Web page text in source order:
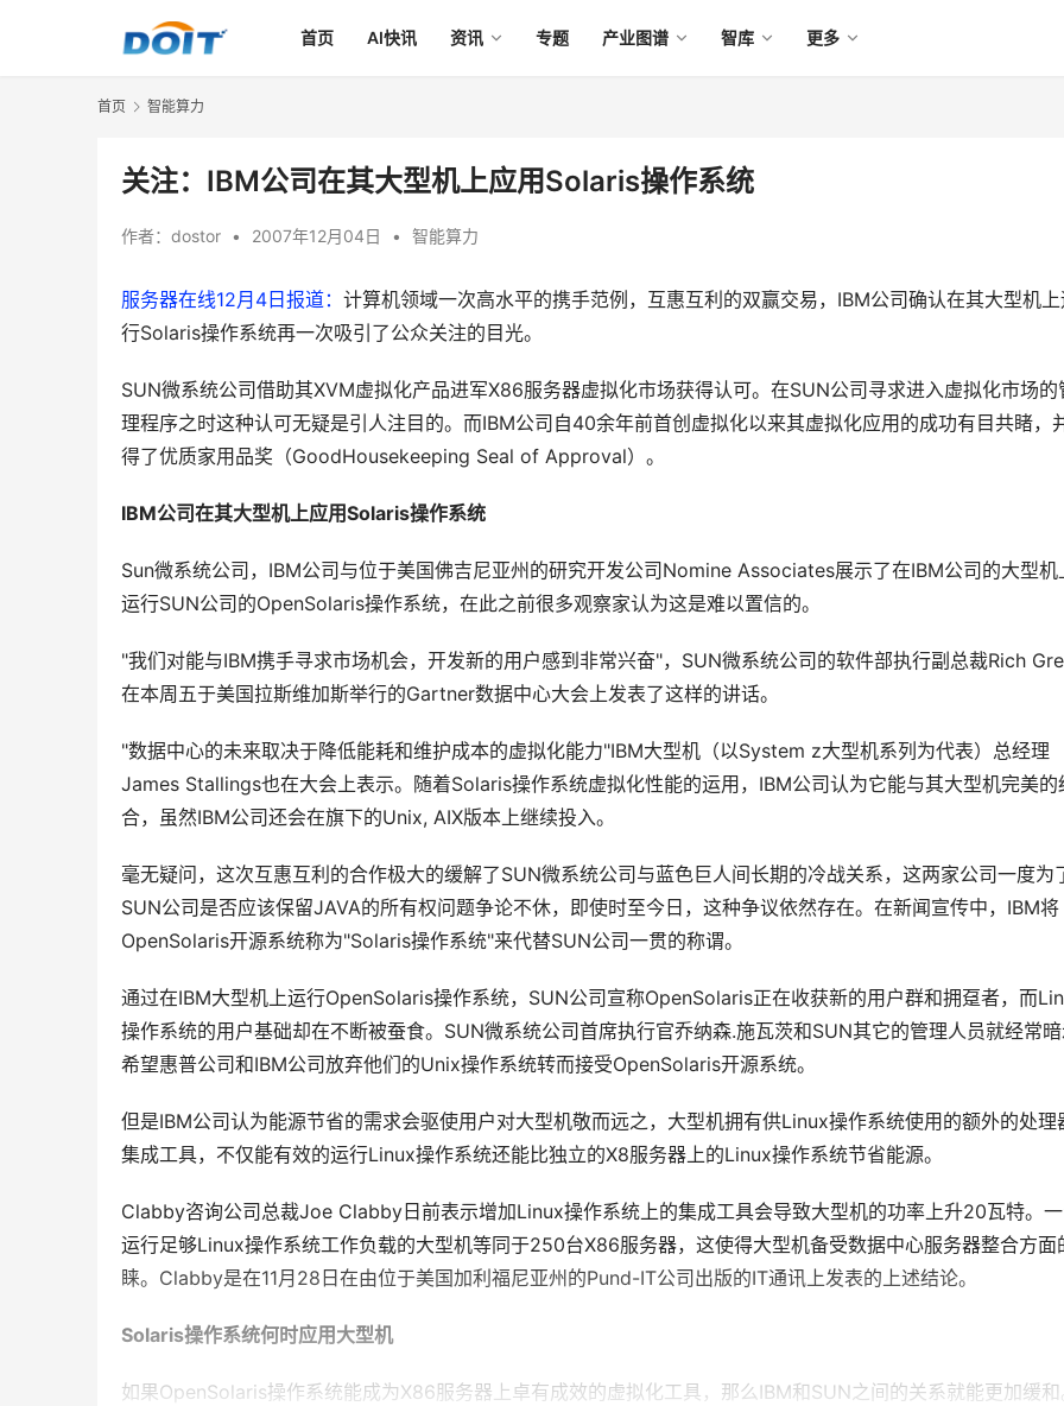
首页 AI快讯 资讯 专题 产业图谱 智库 更多
首页 智能算力
关注：IBM公司在其大型机上应用Solaris操作系统
作者： dostor • 2007年12月04日 • 智能算力
服务器在线12月4日报道： 计算机领域一次高水平的携手范例，互惠互利的双赢交易，IBM公司确认在其大型机
行Solaris操作系统再一次吸引了公众关注的目光。
SUN微系统公司借助其XVM虚拟化产品进军X86服务器虚拟化市场获得认可。在SUN公司寻求进入虚拟化市场的
理程序之时这种认可无疑是引人注目的。而IBM公司自40余年前首创虚拟化以来其虚拟化应用的成功有目共睹，
得了优质家用品奖（GoodHousekeeping Seal of Approval）。
IBM公司在其大型机上应用Solaris操作系统
Sun微系统公司，IBM公司与位于美国佛吉尼亚州的研究开发公司Nomine Associates展示了在IBM公司的大型机
运行SUN公司的OpenSolaris操作系统，在此之前很多观察家认为这是难以置信的。
"我们对能与IBM携手寻求市场机会，开发新的用户感到非常兴奋"，SUN微系统公司的软件部执行副总裁Rich
在本周五于美国拉斯维加斯举行的Gartner数据中心大会上发表了这样的讲话。
"数据中心的未来取决于降低能耗和维护成本的虚拟化能力"IBM大型机（以System z大型机系列为代表）总经理
James Stallings也在大会上表示。随着Solaris操作系统虚拟化性能的运用，IBM公司认为它能与其大型机完美的
合，虽然IBM公司还会在旗下的Unix, AIX版本上继续投入。
毫无疑问，这次互惠互利的合作极大的缓解了SUN微系统公司与蓝色巨人间长期的冷战关系，这两家公司一度为
SUN公司是否应该保留JAVA的所有权问题争论不休，即使时至今日，这种争议依然存在。在新闻宣传中，IBM将
OpenSolaris开源系统称为"Solaris操作系统"来代替SUN公司一贯的称谓。
通过在IBM大型机上运行OpenSolaris操作系统，SUN公司宣称OpenSolaris正在收获新的用户群和拥趸者，而
操作系统的用户基础却在不断被蚕食。SUN微系统公司首席执行官乔纳森.施瓦茨和SUN其它的管理人员就经常
希望惠普公司和IBM公司放弃他们的Unix操作系统转而接受OpenSolaris开源系统。
但是IBM公司认为能源节省的需求会驱使用户对大型机敬而远之，大型机拥有供Linux操作系统使用的额外的处理
集成工具，不仅能有效的运行Linux操作系统还能比独立的X8服务器上的Linux操作系统节省能源。
Clabby咨询公司总裁Joe Clabby日前表示增加Linux操作系统上的集成工具会导致大型机的功率上升20瓦特。
运行足够Linux操作系统工作负载的大型机等同于250台X86服务器，这使得大型机备受数据中心服务器整合方面
睐。Clabby是在11月28日在由位于美国加利福尼亚州的Pund-IT公司出版的IT通讯上发表的上述结论。
Solaris操作系统何时应用大型机
如果OpenSolaris操作系统能成为X86服务器上卓有成效的虚拟化工具，那么IBM和SUN之间的关系就能更加缓和